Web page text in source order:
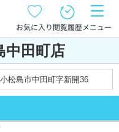
お気に入り閲覧履歴メニュー
中田町店
松島市中田町字新開36